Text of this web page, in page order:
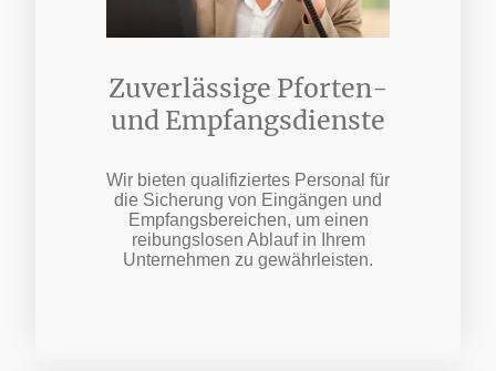
Zuverlässige Pforten-
und Empfangsdienste
Wir bieten qualifiziertes Personal für
die Sicherung von Eingängen und
Empfangsbereichen, um einen
reibungslosen Ablauf in Ihrem
Unternehmen zu gewährleisten.